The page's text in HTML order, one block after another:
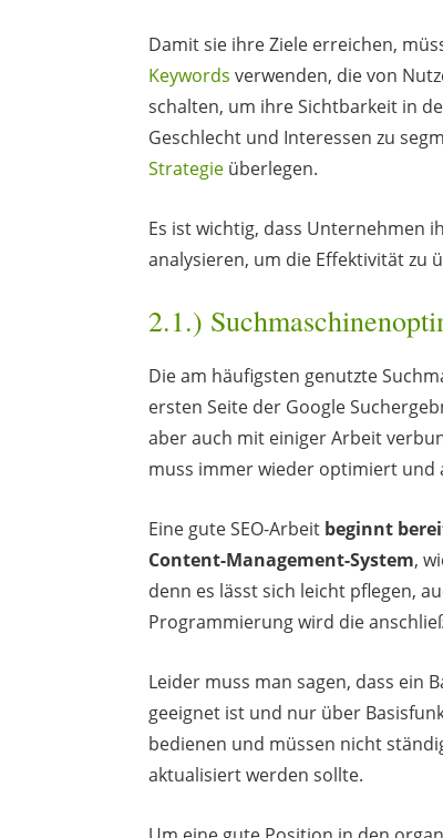
Damit sie ihre Ziele erreichen,
Keywords verwenden, die von
schalten, um ihre Sichtbarkeit in
Geschlecht und Interessen zu
Strategie überlegen.
Es ist wichtig, dass Unternehmen
analysieren, um die Effektivität zu
2.1.)
Die am häufigsten genutzte
ersten Seite der Google
aber auch mit einiger Arbeit
muss immer wieder optimiert und
Eine gute SEO-Arbeit beginnt
Content-Management-System,
denn es lässt sich leicht pflegen,
Programmierung wird die
Leider muss man sagen, dass ein
geeignet ist und nur über
bedienen und müssen nicht
aktualisiert werden sollte.